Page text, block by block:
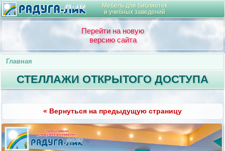
Мебель для библиотек
и учебных заведений
Перейти на новую
версию сайта
Главная
СТЕЛЛАЖИ ОТКРЫТОГО ДОСТУПА
« Вернуться на предыдущую страницу